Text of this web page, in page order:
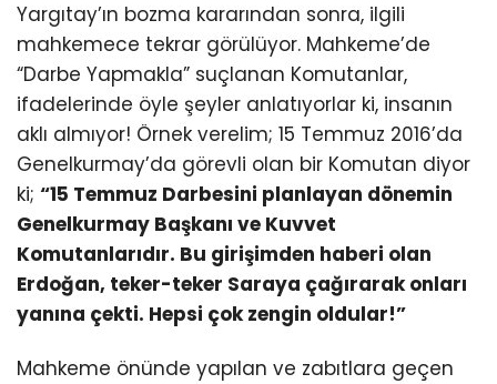
Yargıtay’ın bozma kararından sonra, ilgili
mahkemece tekrar görülüyor. Mahkeme’de
“Darbe Yapmakla” suçlanan Komutanlar,
ifadelerinde öyle şeyler anlatıyorlar ki, insanın
aklı almıyor! Örnek verelim; 15 Temmuz 2016’da
Genelkurmay’da görevli olan bir Komutan diyor
ki; “15 Temmuz Darbesini planlayan dönemin
Genelkurmay Başkanı ve Kuvvet
Komutanlarıdır. Bu girişimden haberi olan
Erdoğan, teker-teker Saraya çağırarak onları
yanına çekti. Hepsi çok zengin oldular!”
Mahkeme önünde yapılan ve zabıtlara geçen